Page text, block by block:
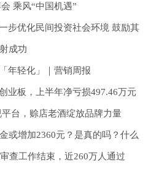
乘风“中国机遇”
步优化民间投资社会环境 鼓励其
成功
年轻化」｜营销周报
业板，上半年净亏损497.46万元
台，赊店老酒绽放品牌力量
或增加2360元？是真的吗？什么
查工作结束，近260万人通过